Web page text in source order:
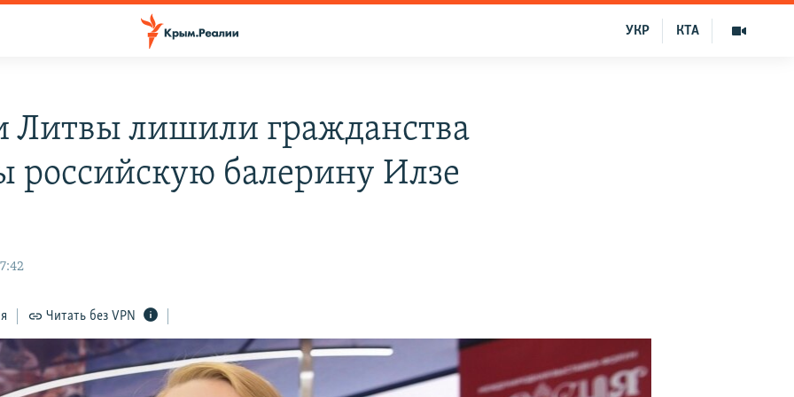
КТА
УКР
Литвы лишили гражданства
российскую балерину Илзе
Читать без VPN